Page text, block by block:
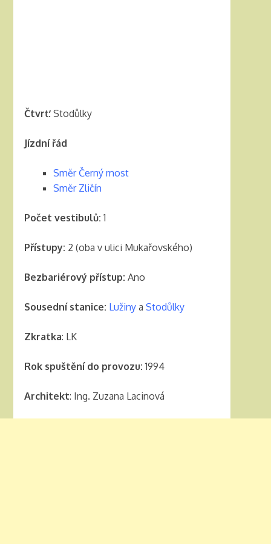
Čtvrť:Stodůlky
Jízdní řád
Směr Černý most
Směr Zličín
Počet vestibulů:1
Přístupy: 2 (oba v ulici Mukařovského)
Bezbariérový přístup:Ano
Sousední stanice: Lužiny aStodůlky
Zkratka: LK
Rok spuštění do provozu:1994
Architekt: Ing. Zuzana Lacinová